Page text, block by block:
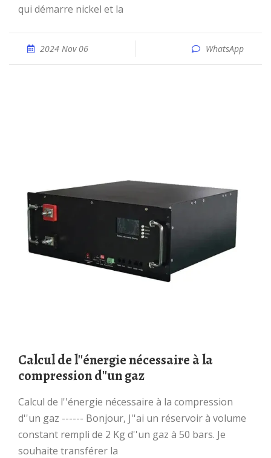
qui démarre nickel et la
2024 Nov 06 WhatsApp
Calcul de l''énergie nécessaire à la
compression d''un gaz
Calcul de l''énergie nécessaire à la compression
d''un gaz ------ Bonjour, J''ai un réservoir à volume
constant rempli de 2 Kg d''un gaz à 50 bars. Je
souhaite transférer la